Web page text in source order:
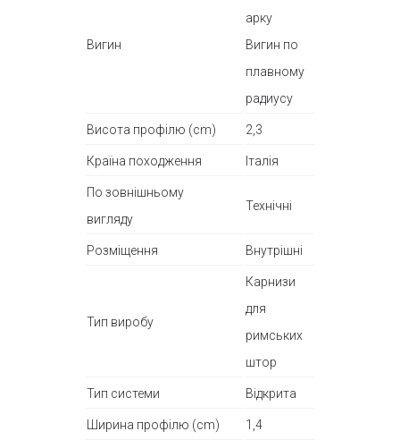
Вигин
арку
Вигин по
плавному
радиусу
Висота профілю (cm) 2,3
Країна походження Італія
По зовнішньому
вигляду
Технічні
Розміщення Внутрішні
Тип виробу
Карнизи
для
римських
штор
Тип системи Відкрита
Ширина профілю (cm) 1,4